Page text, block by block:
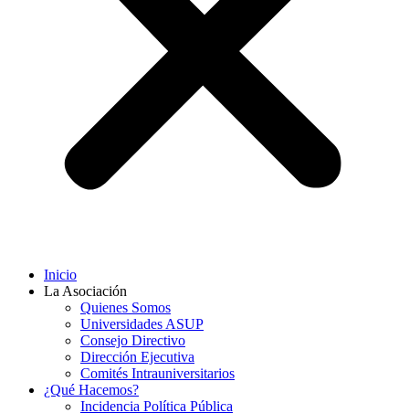
Inicio
La Asociación
Quienes Somos
Universidades ASUP
Consejo Directivo
Dirección Ejecutiva
Comités Intrauniversitarios
¿Qué Hacemos?
Incidencia Política Pública